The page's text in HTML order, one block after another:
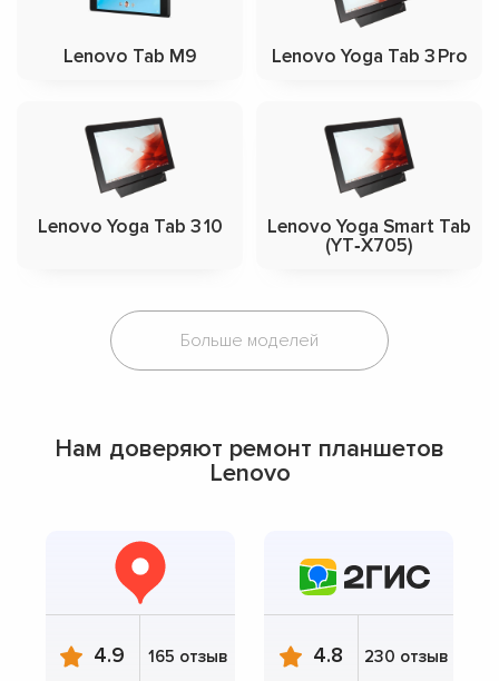
Lenovo Tab M9 Lenovo Yoga Tab 3 Pro
Lenovo Yoga Tab 3 10
Lenovo Yoga Smart Tab
(YT‑X705)
Больше моделей
Нам доверяют ремонт планшетов
Lenovo
4.9 165 отзыв 4.8 230 отзыв